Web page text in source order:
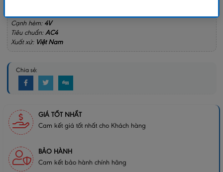
Cạnh hèm: 4V
Tiêu chuẩn: AC4
Xuất xứ: Việt Nam
Chia sẻ:
GIÁ TỐT NHẤT
Cam kết giá tốt nhất cho Khách hàng
BẢO HÀNH
Cam kết bảo hành chính hãng